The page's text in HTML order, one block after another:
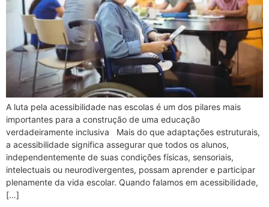
A luta pela acessibilidade nas escolas é um dos pilares mais
importantes para a construção de uma educação
verdadeiramente inclusiva Mais do que adaptações estruturais,
a acessibilidade significa assegurar que todos os alunos,
independentemente de suas condições físicas, sensoriais,
intelectuais ou neurodivergentes, possam aprender e participar
plenamente da vida escolar. Quando falamos em acessibilidade,
[…]